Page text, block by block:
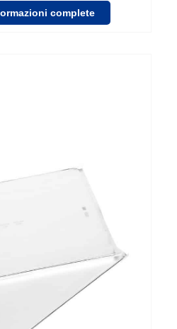
complete